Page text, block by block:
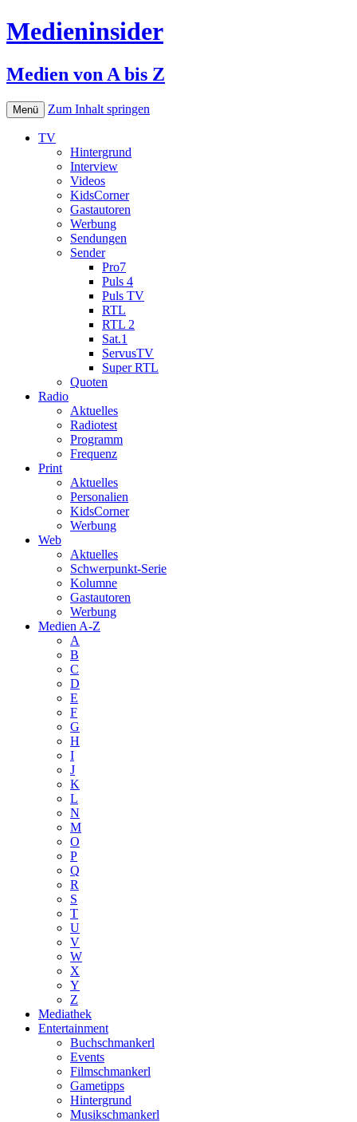
Medieninsider
Medien von A bis Z
Menü Zum Inhalt springen
TV
Hintergrund
Interview
Videos
KidsCorner
Gastautoren
Werbung
Sendungen
Sender
Pro7
Puls 4
Puls TV
RTL
RTL 2
Sat.1
ServusTV
Super RTL
Quoten
Radio
Aktuelles
Radiotest
Programm
Frequenz
Print
Aktuelles
Personalien
KidsCorner
Werbung
Web
Aktuelles
Schwerpunkt-Serie
Kolumne
Gastautoren
Werbung
Medien A-Z
A
B
C
D
E
F
G
H
I
J
K
L
N
M
O
P
Q
R
S
T
U
V
W
X
Y
Z
Mediathek
Entertainment
Buchschmankerl
Events
Filmschmankerl
Gametipps
Hintergrund
Musikschmankerl